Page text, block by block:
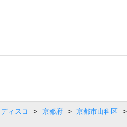
ディスコ > 京都府 > 京都市山科区 >